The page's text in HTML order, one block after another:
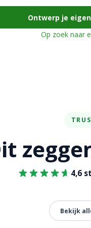
Ontwerp je
Op zoek naar
4,6
Bekijk